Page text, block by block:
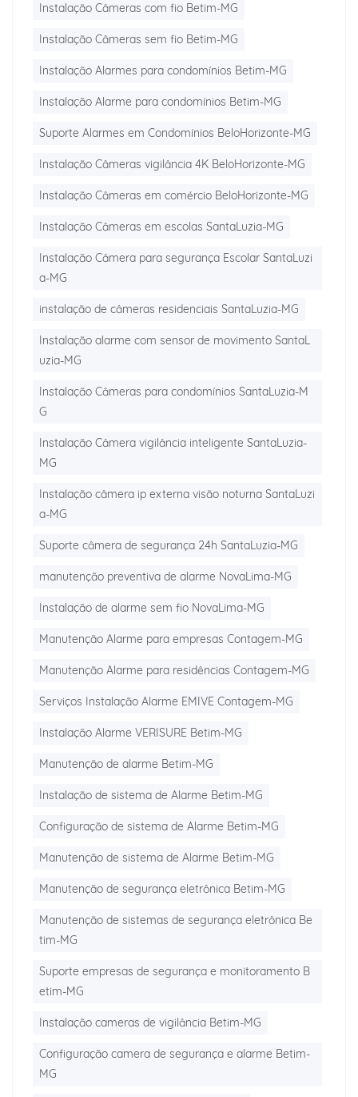
Instalação Câmeras com fio Betim-MG
Instalação Câmeras sem fio Betim-MG
Instalação Alarmes para condomínios Betim-MG
Instalação Alarme para condomínios Betim-MG
Suporte Alarmes em Condomínios BeloHorizonte-MG
Instalação Câmeras vigilância 4K BeloHorizonte-MG
Instalação Câmeras em comércio BeloHorizonte-MG
Instalação Câmeras em escolas SantaLuzia-MG
Instalação Câmera para segurança Escolar SantaLuzi
a-MG
instalação de câmeras residenciais SantaLuzia-MG
Instalação alarme com sensor de movimento SantaL
uzia-MG
Instalação Câmeras para condomínios SantaLuzia-M
G
Instalação Câmera vigilância inteligente SantaLuzia-
MG
Instalação câmera ip externa visão noturna SantaLuzi
a-MG
Suporte câmera de segurança 24h SantaLuzia-MG
manutenção preventiva de alarme NovaLima-MG
Instalação de alarme sem fio NovaLima-MG
Manutenção Alarme para empresas Contagem-MG
Manutenção Alarme para residências Contagem-MG
Serviços Instalação Alarme EMIVE Contagem-MG
Instalação Alarme VERISURE Betim-MG
Manutenção de alarme Betim-MG
Instalação de sistema de Alarme Betim-MG
Configuração de sistema de Alarme Betim-MG
Manutenção de sistema de Alarme Betim-MG
Manutenção de segurança eletrônica Betim-MG
Manutenção de sistemas de segurança eletrônica Be
tim-MG
Suporte empresas de segurança e monitoramento B
etim-MG
Instalação cameras de vigilância Betim-MG
Configuração camera de segurança e alarme Betim-
MG